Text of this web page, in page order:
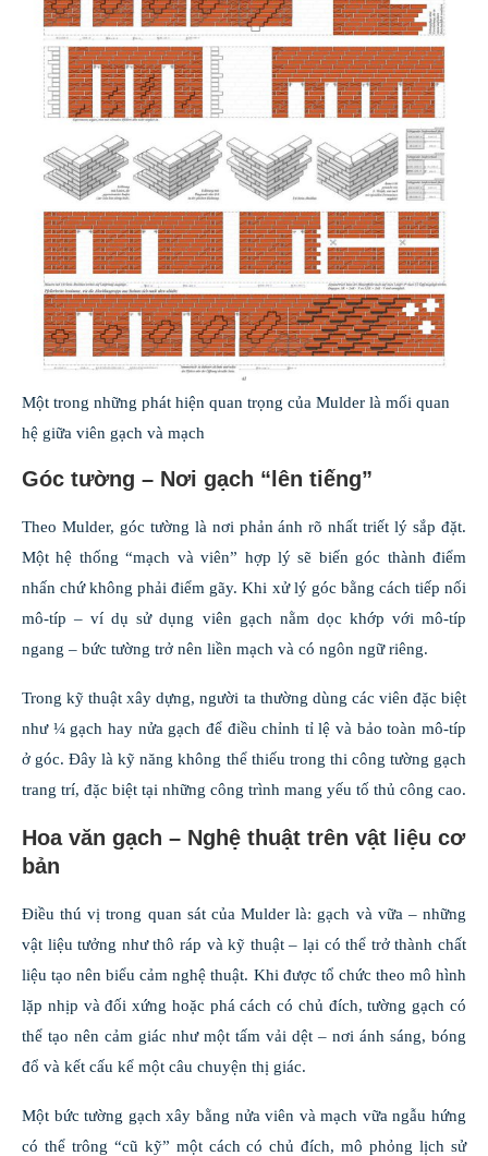
Một trong những phát hiện quan trọng của Mulder là mối quan
hệ giữa viên gạch và mạch
Góc tường – Nơi gạch “lên tiếng”
Theo Mulder, góc tường là nơi phản ánh rõ nhất triết lý sắp đặt.
Một hệ thống “mạch và viên” hợp lý sẽ biến góc thành điểm
nhấn chứ không phải điểm gãy. Khi xử lý góc bằng cách tiếp nối
mô-típ – ví dụ sử dụng viên gạch nằm dọc khớp với mô-típ
ngang – bức tường trở nên liền mạch và có ngôn ngữ riêng.
Trong kỹ thuật xây dựng, người ta thường dùng các viên đặc biệt
như ¼ gạch hay nửa gạch để điều chỉnh tỉ lệ và bảo toàn mô-típ
ở góc. Đây là kỹ năng không thể thiếu trong thi công tường gạch
trang trí, đặc biệt tại những công trình mang yếu tố thủ công cao.
Hoa văn gạch – Nghệ thuật trên vật liệu cơ
bản
Điều thú vị trong quan sát của Mulder là: gạch và vữa – những
vật liệu tưởng như thô ráp và kỹ thuật – lại có thể trở thành chất
liệu tạo nên biểu cảm nghệ thuật. Khi được tổ chức theo mô hình
lặp nhịp và đối xứng hoặc phá cách có chủ đích, tường gạch có
thể tạo nên cảm giác như một tấm vải dệt – nơi ánh sáng, bóng
đổ và kết cấu kể một câu chuyện thị giác.
Một bức tường gạch xây bằng nửa viên và mạch vữa ngẫu hứng
có thể trông “cũ kỹ” một cách có chủ đích, mô phỏng lịch sử